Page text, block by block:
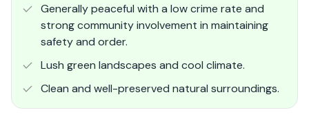
Generally peaceful with a low crime rate and
strong community involvement in maintaining
safety and order.
Lush green landscapes and cool climate.
Clean and well-preserved natural surroundings​.